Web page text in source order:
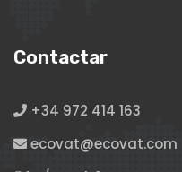
Contactar
+34 972 414 163
ecovat@ecovat.com